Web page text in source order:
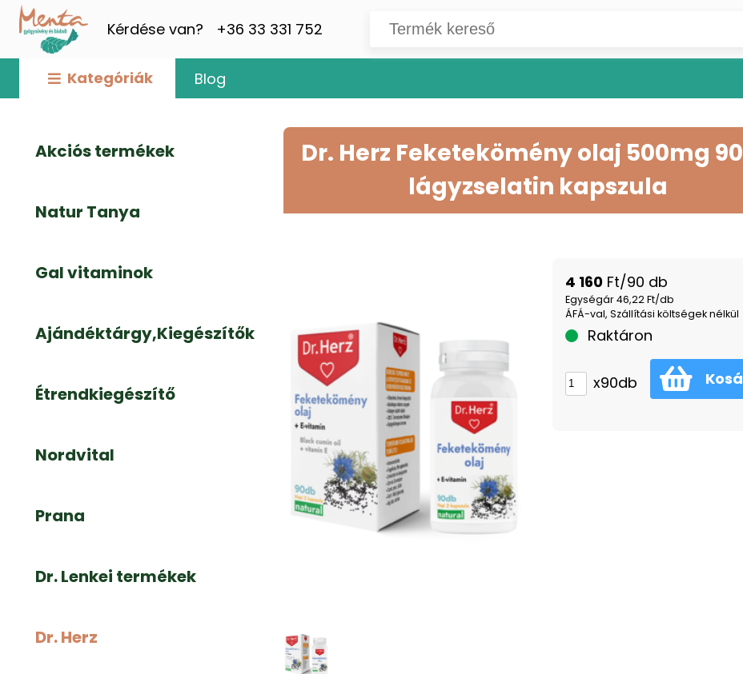
Kérdése van? +36 33 331 752
Kategóriák Blog
Akciós termékek
Natur Tanya
Gal vitaminok
Ajándéktárgy,Kiegészítők
Étrendkiegészítő
Nordvital
Prana
Dr. Lenkei termékek
Dr. Herz
Dr. Herz Feketekömény olaj 500mg
lágyzselatin kapszula
4 160 Ft/90 db
Egységár 46,22 Ft/db
ÁFÁ-val, Szállítási költségek nélkül
Raktáron
x90db